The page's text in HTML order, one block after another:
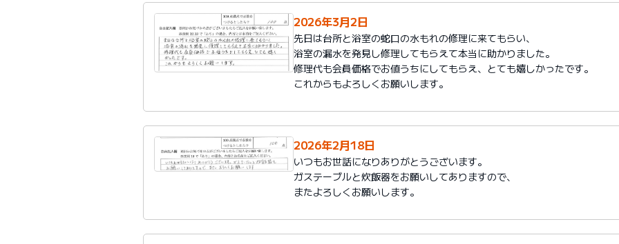
2026年3月2日
先日は台所と浴室の蛇口の水もれの修理に来てもらい、
浴室の漏水を発見し修理してもらえて本当に助かりました。
修理代も会員価格でお値うちにしてもらえ、とても嬉しかったです。
これからもよろしくお願いします。
2026年2月18日
いつもお世話になりありがとうございます。
ガステーブルと炊飯器をお願いしてありますので、
またよろしくお願いします。